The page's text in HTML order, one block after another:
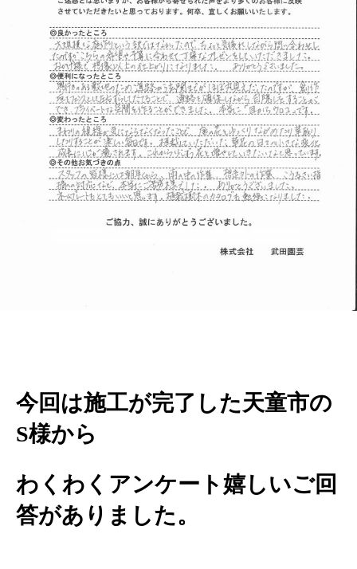
今回は施工が完了した天童市の
S様から
わくわくアンケート嬉しいご回
答がありました。